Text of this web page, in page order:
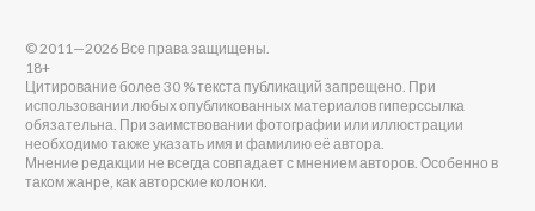
© 2011—2026 Все права защищены.
18+
Цитирование более 30 % текста публикаций запрещено. При
использовании любых опубликованных материалов гиперссылка
обязательна. При заимствовании фотографии или иллюстрации
необходимо также указать имя и фамилию её автора.
Мнение редакции не всегда совпадает с мнением авторов. Особенно в
таком жанре, как авторские колонки.